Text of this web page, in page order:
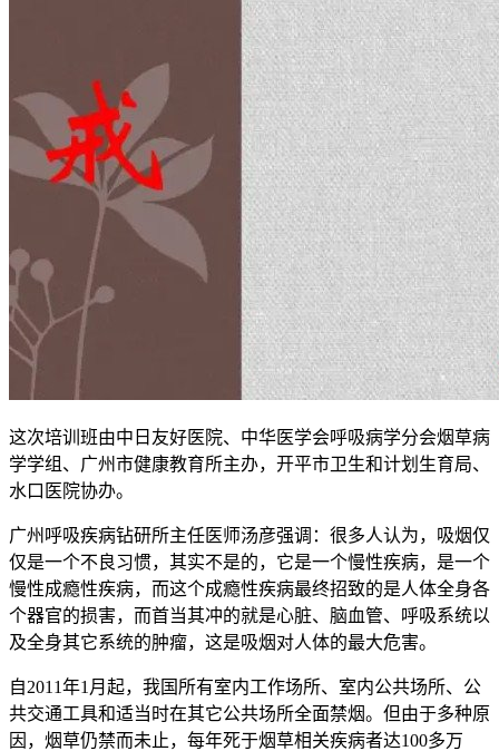
这次培训班由中日友好医院、中华医学会呼吸病学分会烟草病
学学组、广州市健康教育所主办，开平市卫生和计划生育局、
水口医院协办。
广州呼吸疾病钻研所主任医师汤彦强调：很多人认为，吸烟仅
仅是一个不良习惯，其实不是的，它是一个慢性疾病，是一个
慢性成瘾性疾病，而这个成瘾性疾病最终招致的是人体全身各
个器官的损害，而首当其冲的就是心脏、脑血管、呼吸系统以
及全身其它系统的肿瘤，这是吸烟对人体的最大危害。
自2011年1月起，我国所有室内工作场所、室内公共场所、公
共交通工具和适当时在其它公共场所全面禁烟。但由于多种原
因，烟草仍禁而未止，每年死于烟草相关疾病者达100多万